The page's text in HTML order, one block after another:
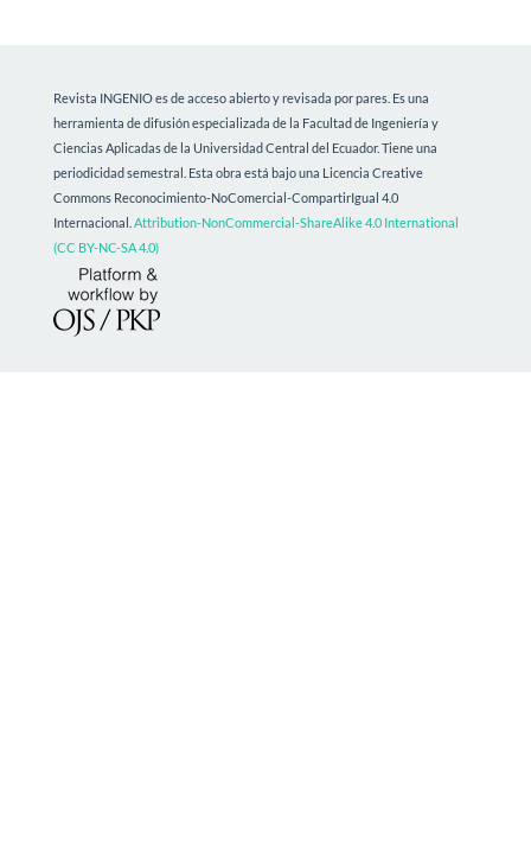
Revista INGENIO es de acceso abierto y revisada por pares. Es una
herramienta de difusión especializada de la Facultad de Ingeniería y
Ciencias Aplicadas de la Universidad Central del Ecuador. Tiene una
periodicidad semestral. Esta obra está bajo una Licencia Creative
Commons Reconocimiento-NoComercial-CompartirIgual 4.0
Internacional. Attribution-NonCommercial-ShareAlike 4.0 International
(CC BY-NC-SA 4.0)